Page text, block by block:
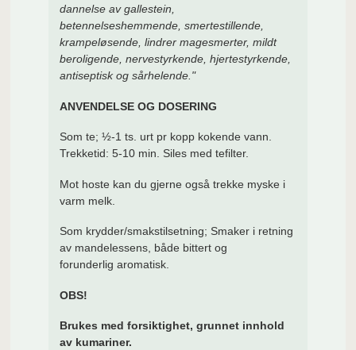
dannelse av gallestein,
betennelseshemmende, smertestillende,
krampeløsende, lindrer magesmerter, mildt
beroligende, nervestyrkende, hjertestyrkende,
antiseptisk og sårhelende."
ANVENDELSE OG DOSERING
Som te; ½-1 ts. urt pr kopp kokende vann.
Trekketid: 5-10 min. Siles med tefilter.
Mot hoste kan du gjerne også trekke myske i
varm melk.
Som krydder/smakstilsetning; Smaker i retning
av mandelessens, både bittert og
forunderlig aromatisk.
OBS!
Brukes med forsiktighet, grunnet innhold
av kumariner.